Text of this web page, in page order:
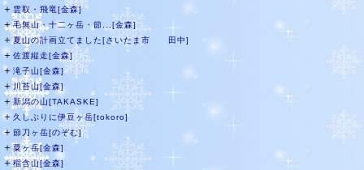
＋ 雲取・飛竜[金森]
＋毛無山・十二ヶ岳・節...[金森]
＋夏山の計画立てました[さいたま市 田中]
＋ 佐渡縦走[金森]
＋ 滝子山[金森]
＋川苔山[金森]
＋新潟の山[TAKASKE]
＋ 久しぶりに伊豆ヶ岳[tokoro]
＋ 節刀ヶ岳[のぞむ]
＋粟ヶ岳[金森]
＋稲含山[金森]